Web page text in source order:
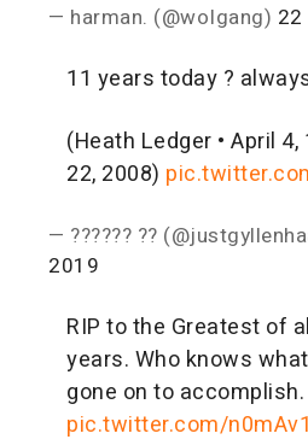
— harman. (@woIgang)
11 years today ?
(Heath Ledger • April
22, 2008)
— ?????? ??
2019
RIP to the Greatest of
years. Who knows
gone on to accomplish.
pic.twitter.com/